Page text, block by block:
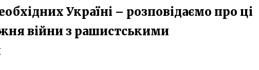
Україні – розповідаємо про ці
війни з рашистськими